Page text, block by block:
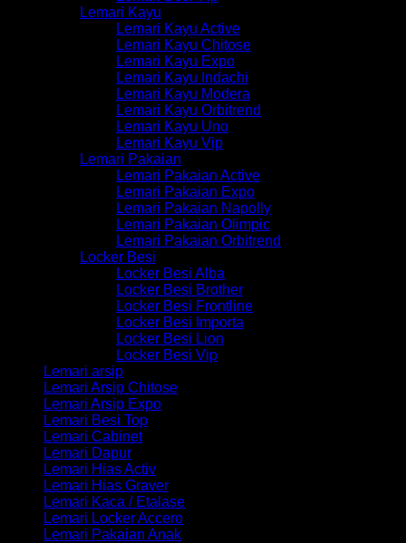
Lemari Kayu
Lemari Kayu Active
Lemari Kayu Chitose
Lemari Kayu Expo
Lemari Kayu Indachi
Lemari Kayu Modera
Lemari Kayu Orbitrend
Lemari Kayu Uno
Lemari Kayu Vip
Lemari Pakaian
Lemari Pakaian Active
Lemari Pakaian Expo
Lemari Pakaian Napolly
Lemari Pakaian Olimpic
Lemari Pakaian Orbitrend
Locker Besi
Locker Besi Alba
Locker Besi Brother
Locker Besi Frontline
Locker Besi Importa
Locker Besi Lion
Locker Besi Vip
Lemari arsip
Lemari Arsip Chitose
Lemari Arsip Expo
Lemari Besi Top
Lemari Cabinet
Lemari Dapur
Lemari Hias Activ
Lemari Hias Graver
Lemari Kaca / Etalase
Lemari Locker Accero
Lemari Pakaian Anak